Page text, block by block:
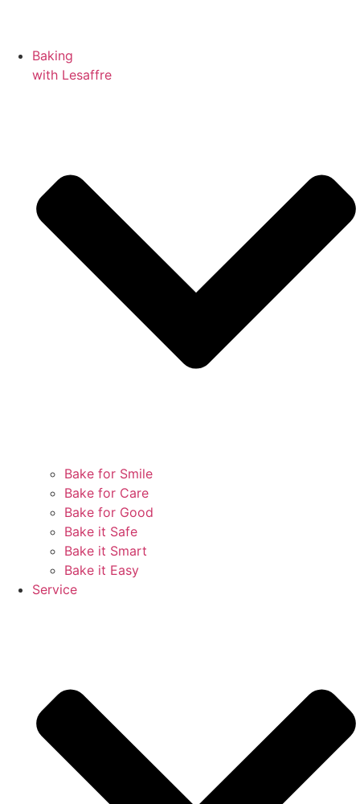
Baking
with Lesaffre
Bake for Smile
Bake for Care
Bake for Good
Bake it Safe
Bake it Smart
Bake it Easy
Service